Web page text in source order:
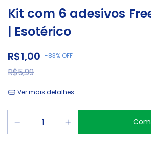
Kit com 6 adesivos
| Esotérico
R$1,00 -83% OFF
R$5,99
Ver mais detalhes